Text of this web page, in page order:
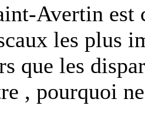
Avertin est
les plus
que les
, pourquoi